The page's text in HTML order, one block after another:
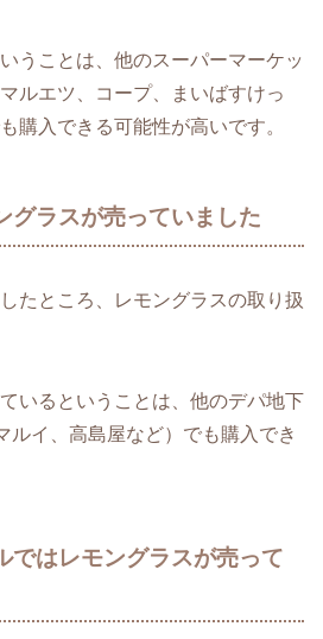
うことは、他のスーパーマーケッ
ルエツ、コープ、まいばすけっ
購入できる可能性が高いです。
グラスが売っていました
たところ、レモングラスの取り扱
いるということは、他のデパ地下
ルイ、高島屋など）でも購入でき
ではレモングラスが売って